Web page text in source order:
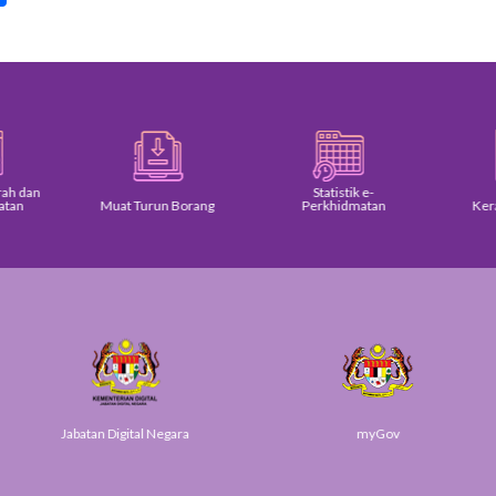
Muat Turun Borang
Perkhidmatan
Keratan
Digital Negara